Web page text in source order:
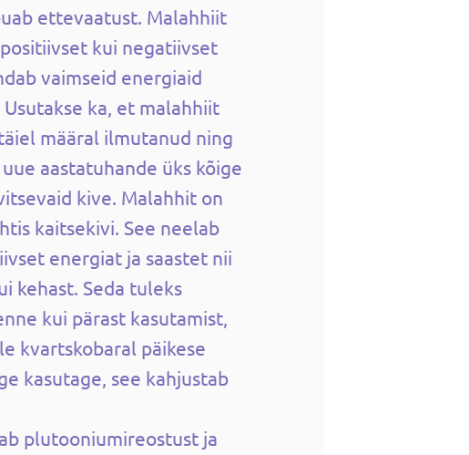
ettevaatust. Malahhiit
kui negatiivset
vaimseid energiaid
ka, et malahhiit
määral ilmutanud ning
aastatuhande üks kõige
kive. Malahhit on
kaitsekivi. See neelab
energiat ja saastet nii
kehast. Seda tuleks
kui pärast kasutamist,
kvartskobaral päikese
kasutage, see kahjustab
plutooniumireostust ja